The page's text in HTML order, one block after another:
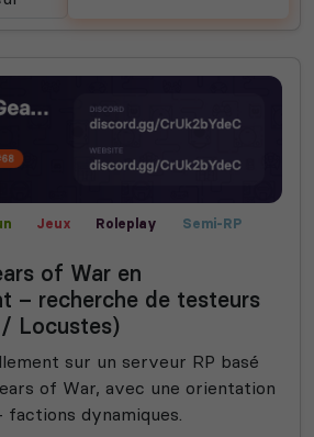
Jeux Roleplay
Semi-RP
of War en
– recherche de testeurs
Locustes)
sur un serveur RP basé
of War, avec une orientation
factions dynamiques.